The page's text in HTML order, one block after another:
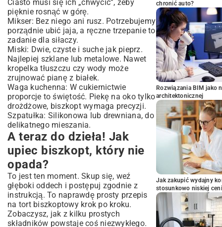
Ciasto musi się ich „chwycić”, żeby
pięknie rosnąć w górę.
Mikser: Bez niego ani rusz. Potrzebujemy
porządnie ubić jaja, a ręczne trzepanie to
zadanie dla siłaczy.
Miski: Dwie, czyste i suche jak pieprz.
Najlepiej szklane lub metalowe. Nawet
kropelka tłuszczu czy wody może
zrujnować pianę z białek.
Waga kuchenna: W cukiernictwie
proporcje to świętość. Piekę na oko tylko
drożdżowe, biszkopt wymaga precyzji.
Szpatułka: Silikonowa lub drewniana, do
delikatnego mieszania.
A teraz do dzieła! Jak
upiec biszkopt, który nie
opada?
To jest ten moment. Skup się, weź
głęboki oddech i postępuj zgodnie z
instrukcją. To naprawdę prosty przepis
na tort biszkoptowy krok po kroku.
Zobaczysz, jak z kilku prostych
składników powstaje coś niezwykłego.
chronić auto?
Rozwiązania BIM jako
architektonicznej
Jak zakupić wydajny
stosunkowo niskiej